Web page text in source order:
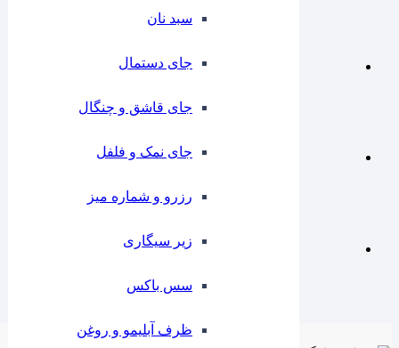
سبد نان
جای دستمال
جای قاشق و چنگال
جای نمک و فلفل
رزرو و شماره میز
زیر سیگاری
سس باکس
ظرف آبلیمو و روغن